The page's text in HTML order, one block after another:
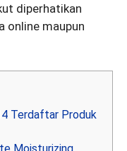
diperhatikan
online maupun
Terdaftar Produk